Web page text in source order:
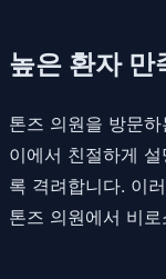
높은 환자 만
톤즈 의원을 방문
이에서 친절하게
록 격려합니다. 이
톤즈 의원에서 비